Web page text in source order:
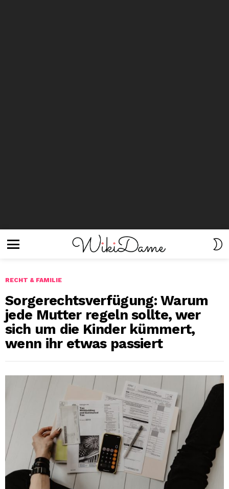
RECHT & FAMILIE
Sorgerechtsverfügung: Warum
jede Mutter regeln sollte, wer
sich um die Kinder kümmert,
wenn ihr etwas passiert